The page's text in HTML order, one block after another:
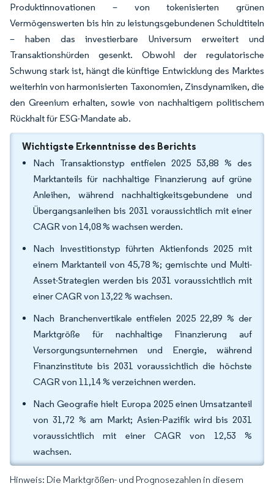
Produktinnovationen – von tokenisierten grünen
Vermögenswerten bis hin zu leistungsgebundenen Schuldtiteln
– haben das investierbare Universum erweitert und
Transaktionshürden gesenkt. Obwohl der regulatorische
Schwung stark ist, hängt die künftige Entwicklung des Marktes
weiterhin von harmonisierten Taxonomien, Zinsdynamiken, die
den Greenium erhalten, sowie von nachhaltigem politischem
Rückhalt für ESG-Mandate ab.
Wichtigste Erkenntnisse des Berichts
Nach Transaktionstyp entfielen 2025 53,88 % des
Marktanteils für nachhaltige Finanzierung auf grüne
Anleihen, während nachhaltigkeitsgebundene und
Übergangsanleihen bis 2031 voraussichtlich mit einer
CAGR von 14,08 % wachsen werden.
Nach Investitionstyp führten Aktienfonds 2025 mit
einem Marktanteil von 45,78 %; gemischte und Multi-
Asset-Strategien werden bis 2031 voraussichtlich mit
einer CAGR von 13,22 % wachsen.
Nach Branchenvertikale entfielen 2025 22,89 % der
Marktgröße für nachhaltige Finanzierung auf
Versorgungsunternehmen und Energie, während
Finanzinstitute bis 2031 voraussichtlich die höchste
CAGR von 11,14 % verzeichnen werden.
Nach Geografie hielt Europa 2025 einen Umsatzanteil
von 31,72 % am Markt; Asien-Pazifik wird bis 2031
voraussichtlich mit einer CAGR von 12,53 %
wachsen.
Hinweis: Die Marktgrößen- und Prognosezahlen in diesem